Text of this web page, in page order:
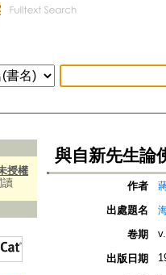
授權
讀
與自新先生論
作者
出處題名
卷期
出版日期